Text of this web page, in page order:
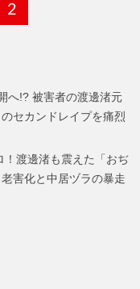
,
固
ー
2
へ!? 被害者の渡邊渚元
セカンドレイプを痛烈
！渡邊渚も震えた「おぢ
害化と中居ヅラの暴走